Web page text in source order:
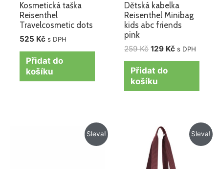
Kosmetická taška
Reisenthel
Travelcosmetic dots
525 Kč s DPH
Přidat do
košíku
Dětská kabelka
Reisenthel Minibag
kids abc friends
pink
259Kč 129 Kč s DPH
Přidat do
košíku
Sleva!
Aktuální
cena
Sleva!
Původní
cena
byla:
479 Kč.
Aktuální
cena